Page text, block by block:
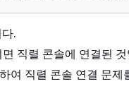
.
직렬 콘솔에 연결된
여 직렬 콘솔 연결 문제